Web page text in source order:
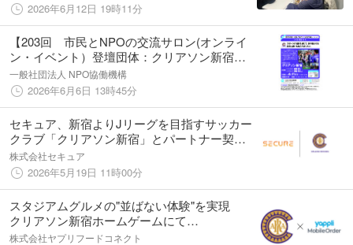
2026年6月12日 19時11分
【203回 市民とNPOの交流サロン(オンライ
ン・イベント）登壇団体：クリアソン新宿】
を開催します！
一般社団法人 NPO協働機構
2026年6月6日 13時45分
セキュア、新宿よりJリーグを目指すサッカー
クラブ「クリアソン新宿」とパートナー契約
を締結
株式会社セキュア
2026年5月19日 11時00分
スタジアムグルメの"並ばない体験"を実現
クリアソン新宿ホームゲームにて
「YappliMobileOrder」実証実験を実施
株式会社ヤプリフードコネクト